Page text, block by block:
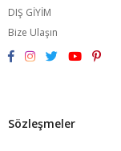
DIŞ GİYİM
Bize Ulaşın
Sözleşmeler